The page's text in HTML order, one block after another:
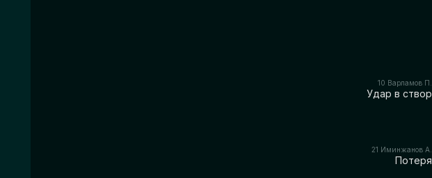
10 Варламов П.
Удар в створ
21 Иминжанов А.
Потеря